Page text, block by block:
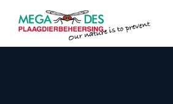
Skip to main content